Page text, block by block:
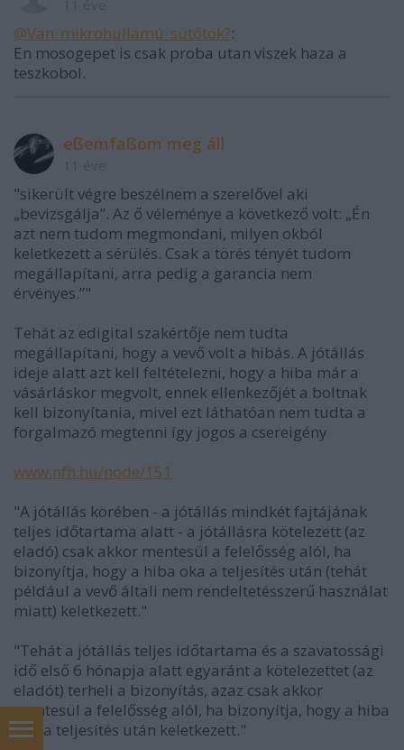
@Van_mikrohullámú_sütőtök?:
En mosogepet is csak proba utan viszek haza a
teszkobol.
eßemfaßom meg áll
"sikerült végre beszélnem a szerelővel aki
„bevizsgálja”. Az ő véleménye a következő volt: „Én
azt nem tudom megmondani, milyen okból
keletkezett a sérülés. Csak a törés tényét tudom
megállapítani, arra pedig a garancia nem
érvényes.”"
Tehát az edigital szakértője nem tudta
megállapítani, hogy a vevő volt a hibás. A jótállás
ideje alatt azt kell feltételezni, hogy a hiba már a
vásárláskor megvolt, ennek ellenkezőjét a boltnak
kell bizonyítania, mivel ezt láthatóan nem tudta a
forgalmazó megtenni így jogos a csereigény
www.nfh.hu/node/151
"A jótállás körében - a jótállás mindkét fajtájának
teljes időtartama alatt - a jótállásra kötelezett (az
eladó) csak akkor mentesül a felelősség alól, ha
bizonyítja, hogy a hiba oka a teljesítés után (tehát
például a vevő általi nem rendeltetésszerű használat
miatt) keletkezett."
"Tehát a jótállás teljes időtartama és a szavatossági
idő első 6 hónapja alatt egyaránt a kötelezettet (az
eladót) terheli a bizonyítás, azaz csak akkor
mentesül a felelősség alól, ha bizonyítja, hogy a hiba
oka a teljesítés után keletkezett."